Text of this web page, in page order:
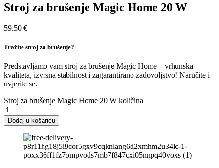
Stroj za brušenje Magic Home 20 W
59.50 €
Tražite stroj za brušenje?
Predstavljamo vam stroj za brušenje Magic Home – vrhunska
kvaliteta, izvrsna stabilnost i zagarantirano zadovoljstvo! Naručite i
uvjerite se.
Stroj za brušenje Magic Home 20 W količina
Dodaj u košaricu